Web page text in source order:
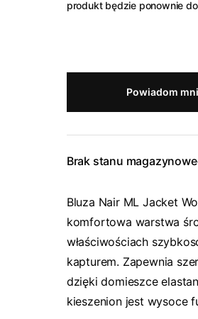
produkt będzie ponownie
Powiadom
Brak stanu
Bluza Nair ML Jacket
komfortowa warstwa
właściwościach
kapturem. Zapewnia
dzięki domieszce
kieszenion jest wysoce